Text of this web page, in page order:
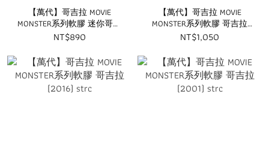
【萬代】哥吉拉 MOVIE
MONSTER系列軟膠 迷你哥吉
拉&摩斯拉 strc
NT$890
【萬代】哥吉拉 MOVIE
MONSTER系列軟膠 哥吉拉
(2002) strc
NT$1,050